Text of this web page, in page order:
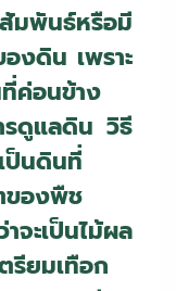
มพันธ์หรือมี
งดิน เพราะ
ค่อนข้าง
รดูแลดิน วิธี
ป็นดินที่
ของพืช
จะเป็นไม้ผล
รียมเทือก